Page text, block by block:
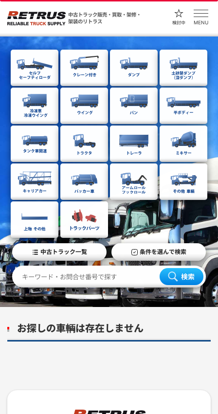
中古トラック販売・買取・架修・
架装のリトラス
検討中 MENU
中古トラック一覧 条件を選んで検索
検索
お探しの車輌は存在しません